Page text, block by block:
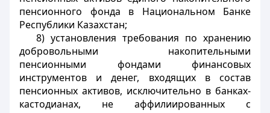
пенсионного фонда в Национальном Банке
Республики Казахстан;
8) установления требования по хранению
добровольными накопительными
пенсионными фондами финансовых
инструментов и денег, входящих в состав
пенсионных активов, исключительно в банках-
кастодианах, не аффилиированных с